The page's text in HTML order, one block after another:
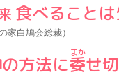
食べること
家白鳩会総裁）
方法に委せ